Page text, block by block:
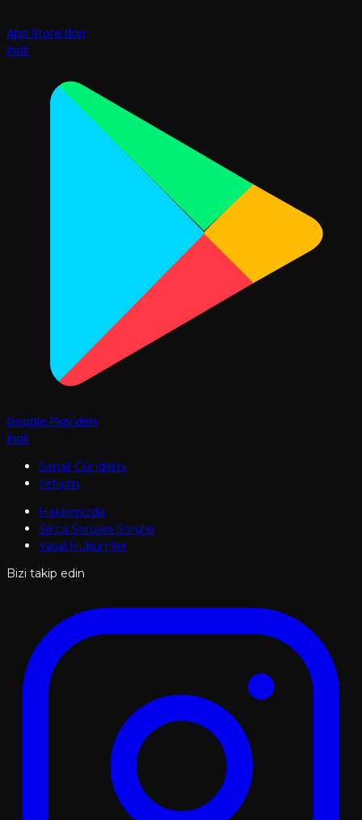
App Store'dan
İndir
Google Play'den
İndir
Sanat Gündemi
İletişim
Hakkımızda
Sıkça Sorulan Sorular
Yasal Hükümler
Bizi takip edin